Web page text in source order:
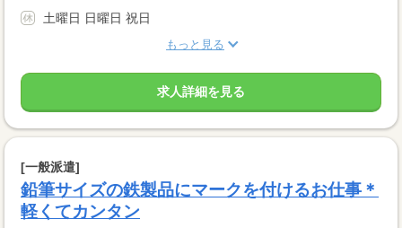
土曜日 日曜日 祝日
もっと見る
求人詳細を見る
[一般派遣]
鉛筆サイズの鉄製品にマークを付けるお仕事＊
軽くてカンタン